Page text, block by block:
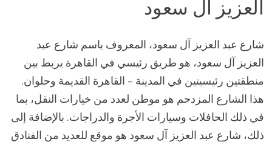
العزيز آل سعود
شارع عبد العزيز آل سعود، المعروف باسم شارع عبد
العزيز آل سعود، هو طريق رئيسي في القاهرة يربط بين
منطقتين رئيسيتين في المدينة – القاهرة القديمة وحلوان.
هذا الشارع المزدحم هو موطن لعدد من خيارات النقل، بما
في ذلك الحافلات وسيارات الأجرة والدراجات. بالإضافة إلى
ذلك، شارع عبد العزيز آل سعود هو موقع للعديد من الفنادق